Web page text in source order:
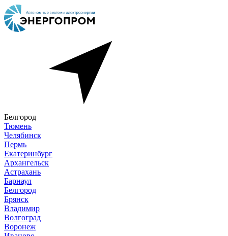
Белгород
Тюмень
Челябинск
Пермь
Екатеринбург
Архангельск
Астрахань
Барнаул
Белгород
Брянск
Владимир
Волгоград
Воронеж